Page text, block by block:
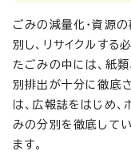
ごみの減量化・資源
別し、リサイクルする
たごみの中には、紙
別排出が十分に徹底
は、広報誌をはじめ、
みの分別を徹底して
ます。